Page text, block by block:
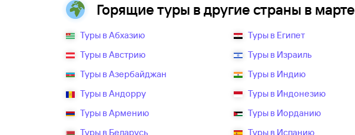
Горящие туры в другие страны в марте
Туры в Абхазию
Туры в Австрию
Туры в Азербайджан
Туры в Андорру
Туры в Армению
Туры в Беларусь
Туры в Египет
Туры в Израиль
Туры в Индию
Туры в Индонезию
Туры в Иорданию
Туры в Испанию